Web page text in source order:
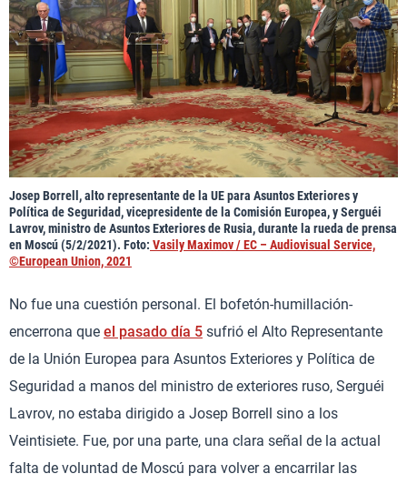
Josep Borrell, alto representante de la UE para Asuntos Exteriores y
Política de Seguridad, vicepresidente de la Comisión Europea, y Serguéi
Lavrov, ministro de Asuntos Exteriores de Rusia, durante la rueda de prensa
en Moscú (5/2/2021). Foto: Vasily Maximov / EC – Audiovisual Service,
©European Union, 2021
No fue una cuestión personal. El bofetón-humillación-
encerrona que el pasado día 5 sufrió el Alto Representante
de la Unión Europea para Asuntos Exteriores y Política de
Seguridad a manos del ministro de exteriores ruso, Serguéi
Lavrov, no estaba dirigido a Josep Borrell sino a los
Veintisiete. Fue, por una parte, una clara señal de la actual
falta de voluntad de Moscú para volver a encarrilar las